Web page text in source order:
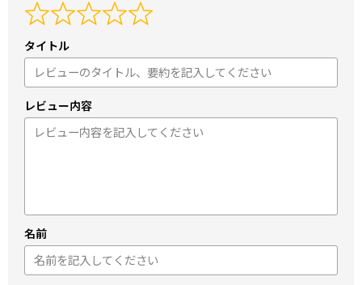
タイトル
レビュー内容
名前